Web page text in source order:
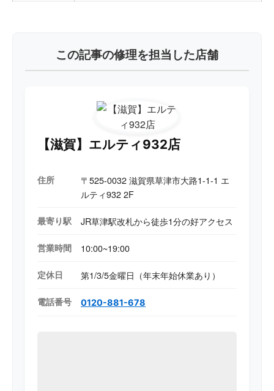
この記事の修理を担当した店舗
【滋賀】エルティ932店
住所
〒525-0032 滋賀県草津市大路1-1-1 エ
ルティ932 2F
最寄り駅 JR草津駅改札から徒歩1分の好アクセス
営業時間 10:00~19:00
定休日 第1/3/5金曜日（年末年始休業あり）
電話番号 0120-881-678